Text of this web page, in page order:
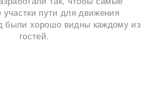
участки пути для движения
были хорошо видны каждому из
гостей.